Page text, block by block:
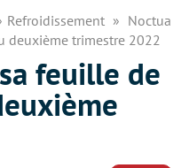
Refroidissement
Noctua
deuxième trimestre 2022
feuille de